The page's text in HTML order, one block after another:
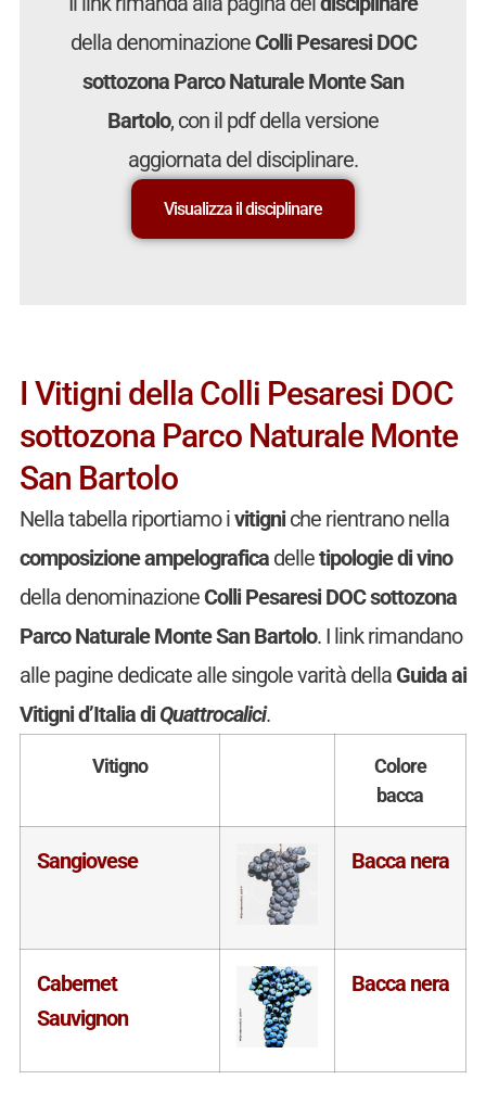
della denominazioneColli Pesaresi DOC
sottozona Parco Naturale Monte San
Bartolo, con il pdf della versione
aggiornata del disciplinare.
Visualizza il disciplinare
I Vitigni della Colli Pesaresi DOC
sottozona Parco Naturale Monte
San Bartolo
Nella tabella riportiamo ivitigniche rientrano nella
composizione ampelograficadelletipologie di vino
della denominazioneColli Pesaresi DOC sottozona
Parco Naturale Monte San Bartolo. I link rimandano
alle pagine dedicate alle singole varità della Guida ai
Vitigni d’Italia diQuattrocalici.
Vitigno
Colore
bacca
Sangiovese Bacca nera
Cabernet
Sauvignon
Bacca nera